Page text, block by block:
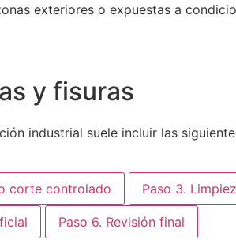
exteriores o expuestas a
y fisuras
industrial suele incluir las
corte controlado Paso 3.
Paso 6. Revisión final